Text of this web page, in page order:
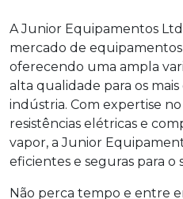
A Junior Equipamentos
mercado de
oferecendo uma ampla
alta qualidade para os
indústria. Com expertise
resistências elétricas e
vapor, a Junior
eficientes e seguras para o
Não perca tempo e entre